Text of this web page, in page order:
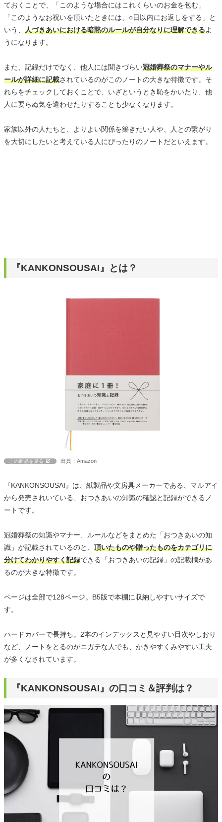
ておくことで、「このような場合にはこれくらいのお金を包む」
「このようなお祝いを頂いたときには、○日以内にお返しをする」と
いう、 人づきあいにおける暗黙のルールが自分なりに理解できるよ
うになります。
また、記録だけでなく、他人には聞きづらい冠婚葬祭のマナーやル
ールが詳細に記載されているのがこのノートの大きな特徴です。そ
れらをチェックしておくことで、いざというとき恥をかいたり、他
人に要らぬ気を遣わせたりすることも少なくなります。
家族以外の人たちと、よりよい関係を築きたい人や、人との繋がり
を大切にしたいと考えている人にぴったりのノートだといえます。
『KANKONSOUSAI』とは？
この商品を見る 出典：Amazon
『KANKONSOUSAI』は、紙製品や文房具メーカーである、マルアイ
から発売されいている、おつきあいの知識の確認と記録ができるノ
ートです。
冠婚葬祭の知識やマナー、ルールなどをまとめた「おつきあいの知
識」が記載されているのと、 頂いたものや贈ったものをカテゴリに
分けてわかりやすく記録できる「おつきあいの記録」の記載欄があ
るのが大きな特徴です。
ページは全部で128ページ。B5版で本棚に収納しやすいサイズで
す。
ハードカバーで長持ち。2本のインデックスと見やすい目次やしおり
など、ノートをとるのがニガテな人でも、かきやすくみやすい工夫
が多くなされています。
『KANKONSOUSAI』の口コミ＆評判は？